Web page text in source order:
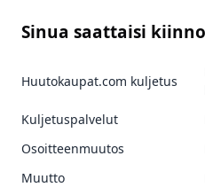
Sinua saattaisi
Huutokaupat.com kuljetus
Kuljetuspalvelut
Osoitteenmuutos
Muutto